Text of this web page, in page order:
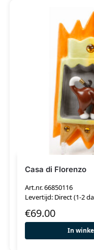
Casa di Florenzo
Art.nr. 66850116
Levertijd: Direct (1-2
€69.00
In